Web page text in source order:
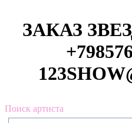
ЗАКАЗ
Поиск артиста